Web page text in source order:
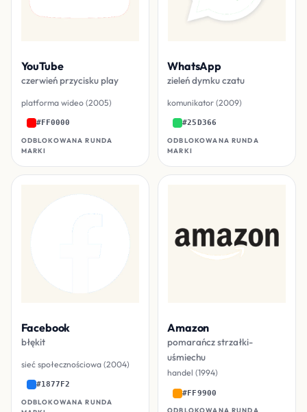
YouTube
czerwień przycisku play
platforma wideo (2005)
#FF0000
ODBLOKOWANA RUNDA
MARKI
WhatsApp
zieleń dymku czatu
komunikator (2009)
#25D366
ODBLOKOWANA RUNDA
MARKI
Facebook
błękit
sieć społecznościowa (2004)
#1877F2
ODBLOKOWANA RUNDA
Amazon
pomarańcz strzałki-
uśmiechu
handel (1994)
#FF9900
ODBLOKOWANA RUNDA